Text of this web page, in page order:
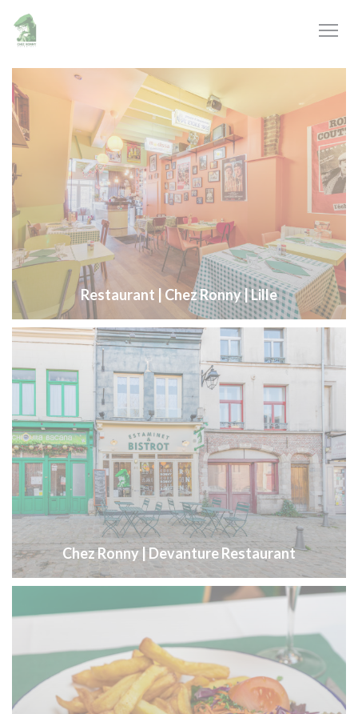
Personalización de sus opciones de cookies
Restaurant | Chez Ronny | Lille
Chez Ronny | Devanture Restaurant